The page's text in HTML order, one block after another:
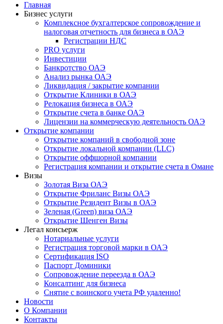
Главная
Бизнес услуги
Комплексное бухгалтерское сопровождение и
налоговая отчетность для бизнеса в ОАЭ
Регистрации НДС
PRO услуги
Инвестиции
Банкротство ОАЭ
Анализ рынка ОАЭ
Ликвидация / закрытие компании
Открытие Клиники в ОАЭ
Релокация бизнеса в ОАЭ
Открытие счета в банке ОАЭ
Лицензии на коммерческую деятельность ОАЭ
Открытие компании
Открытие компаний в свободной зоне
Открытие локальной компании (LLC)
Открытие оффшорной компании
Регистрация компании и открытие счета в Омане
Визы
Золотая Виза ОАЭ
Открытие Фриланс Визы ОАЭ
Открытие Резидент Визы в ОАЭ
Зеленая (Green) виза ОАЭ
Открытие Шенген Визы
Легал консьерж
Нотариальные услуги
Регистрация торговой марки в ОАЭ
Сертификация ISO
Паспорт Доминики
Сопровождение переезда в ОАЭ
Консалтинг для бизнеса
Снятие с воинского учета РФ удаленно!
Новости
О Компании
Контакты